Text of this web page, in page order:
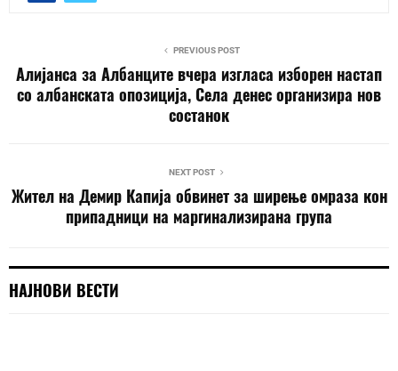
PREVIOUS POST
Алијанса за Албанците вчера изгласа изборен настап
со албанската опозиција, Села денес организира нов
состанок
NEXT POST
Жител на Демир Капија обвинет за ширење омраза кон
припадници на маргинализирана група
НАЈНОВИ ВЕСТИ